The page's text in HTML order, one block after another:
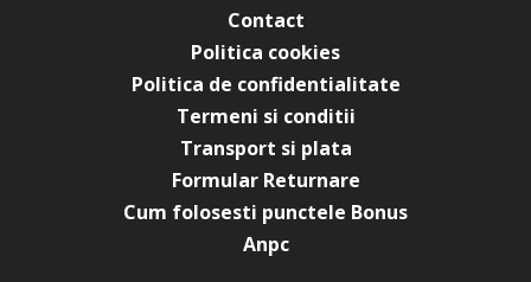
Da, este concepută pentru utilizare profesională în
2. Se poate aplica pe ojă semipermanentă?
Da, este complet compatibilă.
3. Este necesar un adeziv special?
Da, se recomandă utilizarea unui produs dedicat pentru
Contact
Politica cookies
Politica de confidentialitate
Termeni si conditii
Transport si plata
Formular Returnare
Cum folosesti punctele Bonus
Anpc